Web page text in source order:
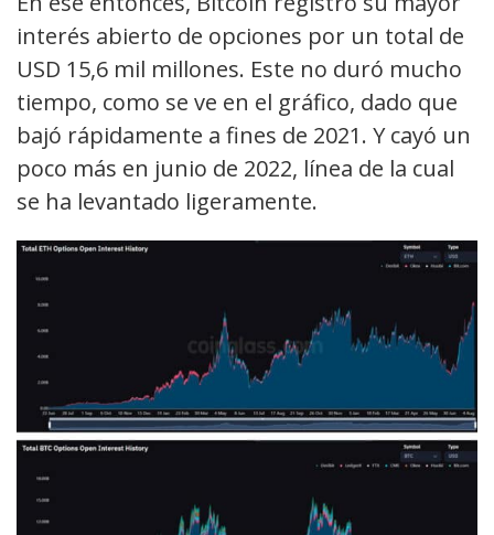
interés abierto de opciones por un total de
USD 15,6 mil millones. Este no duró mucho
tiempo, como se ve en el gráfico, dado que
bajó rápidamente a fines de 2021. Y cayó un
poco más en junio de 2022, línea de la cual
se ha levantado ligeramente.